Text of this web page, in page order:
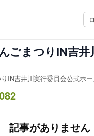
ごまつりIN吉井
IN吉井川実行委員会公式ホ
記事がありません